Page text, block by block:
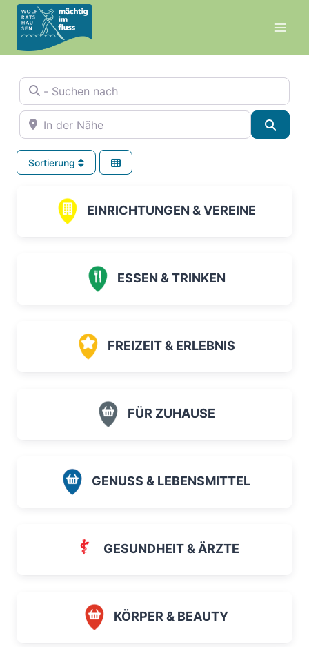
Zum
Inhalt
springen
- Suchen nach
In der Nähe
Sortierung
EINRICHTUNGEN & VEREINE
ESSEN & TRINKEN
FREIZEIT & ERLEBNIS
FÜR ZUHAUSE
GENUSS & LEBENSMITTEL
GESUNDHEIT & ÄRZTE
KÖRPER & BEAUTY